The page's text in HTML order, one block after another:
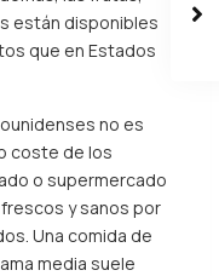
están disponibles
que en Estados
no es
coste de los
o supermercado
y sanos por
Una comida de
media suele